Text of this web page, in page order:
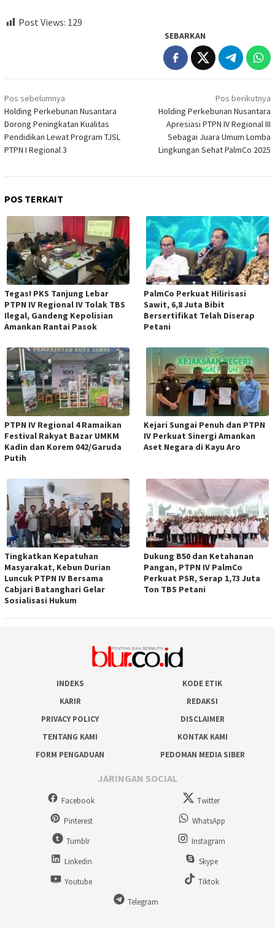
Post Views: 129
SEBARKAN
Navigasi
pos
Pos sebelumnya
Holding Perkebunan Nusantara
Dorong Peningkatan Kualitas
Pendidikan Lewat Program TJSL
PTPN I Regional 3
Pos berikutnya
Holding Perkebunan Nusantara
Apresiasi PTPN IV Regional III
Sebagai Juara Umum Lomba
Lingkungan Sehat PalmCo 2025
POS TERKAIT
Tegas! PKS Tanjung Lebar
PTPN IV Regional IV Tolak TBS
Ilegal, Gandeng Kepolisian
Amankan Rantai Pasok
PalmCo Perkuat Hilirisasi
Sawit, 6,8 Juta Bibit
Bersertifikat Telah Diserap
Petani
PTPN IV Regional 4 Ramaikan
Festival Rakyat Bazar UMKM
Kadin dan Korem 042/Garuda
Putih
Kejari Sungai Penuh dan PTPN
IV Perkuat Sinergi Amankan
Aset Negara di Kayu Aro
Tingkatkan Kepatuhan
Masyarakat, Kebun Durian
Luncuk PTPN IV Bersama
Cabjari Batanghari Gelar
Sosialisasi Hukum
Dukung B50 dan Ketahanan
Pangan, PTPN IV PalmCo
Perkuat PSR, Serap 1,73 Juta
Ton TBS Petani
INDEKS
KODE ETIK
KARIR
REDAKSI
PRIVACY POLICY
DISCLAIMER
TENTANG KAMI
KONTAK KAMI
FORM PENGADUAN
PEDOMAN MEDIA SIBER
JARINGAN SOCIAL
Facebook
Twitter
Pinterest
WhatsApp
Tumblr
Instagram
Linkedin
Skype
Youtube
Tiktok
Telegram